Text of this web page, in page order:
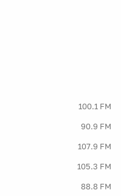
100.1 FM
90.9 FM
107.9 FM
105.3 FM
88.8 FM